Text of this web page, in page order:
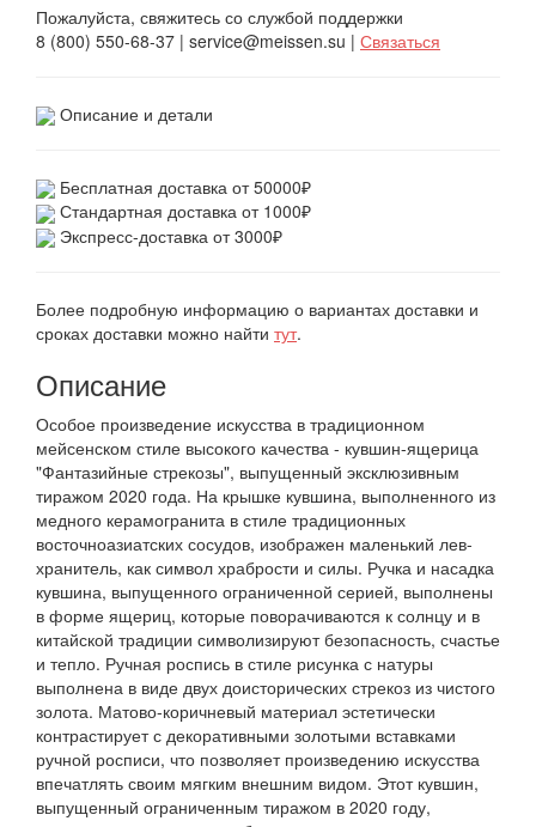
Пожалуйста, свяжитесь со службой поддержки
8 (800) 550-68-37 | service@meissen.su | Связаться
Описание и детали
Бесплатная доставка от 50000₽
Стандартная доставка от 1000₽
Экспресс-доставка от 3000₽
Более подробную информацию о вариантах доставки и
сроках доставки можно найти тут.
Описание
Особое произведение искусства в традиционном
мейсенском стиле высокого качества - кувшин-ящерица
"Фантазийные стрекозы", выпущенный эксклюзивным
тиражом 2020 года. На крышке кувшина, выполненного из
медного керамогранита в стиле традиционных
восточноазиатских сосудов, изображен маленький лев-
хранитель, как символ храбрости и силы. Ручка и насадка
кувшина, выпущенного ограниченной серией, выполнены
в форме ящериц, которые поворачиваются к солнцу и в
китайской традиции символизируют безопасность, счастье
и тепло. Ручная роспись в стиле рисунка с натуры
выполнена в виде двух доисторических стрекоз из чистого
золота. Матово-коричневый материал эстетически
контрастирует с декоративными золотыми вставками
ручной росписи, что позволяет произведению искусства
впечатлять своим мягким внешним видом. Этот кувшин,
выпущенный ограниченным тиражом в 2020 году,